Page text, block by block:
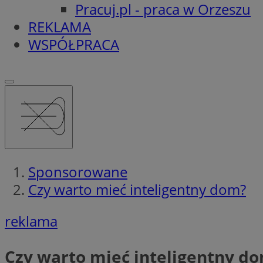
Pracuj.pl - praca w Orzeszu
REKLAMA
WSPÓŁPRACA
Sponsorowane
Czy warto mieć inteligentny dom?
reklama
Czy warto mieć inteligentny